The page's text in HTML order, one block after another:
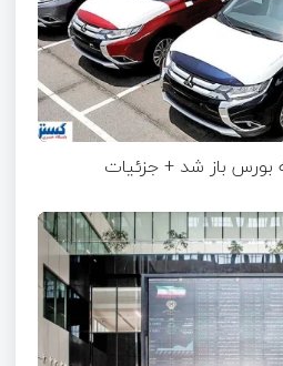
بورس باز شد + جزئیات